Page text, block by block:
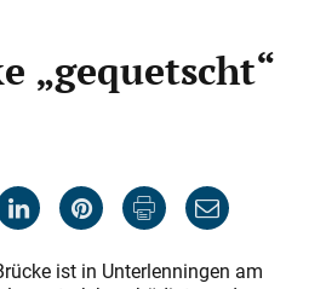
„gequetscht“
ist in Unterlenningen am